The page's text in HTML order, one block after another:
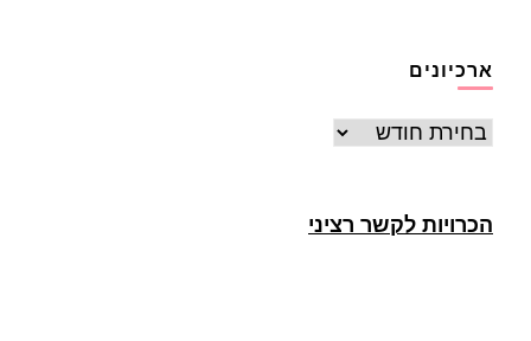
ארכיונים
ארכיונים
הכרויות לקשר רציני